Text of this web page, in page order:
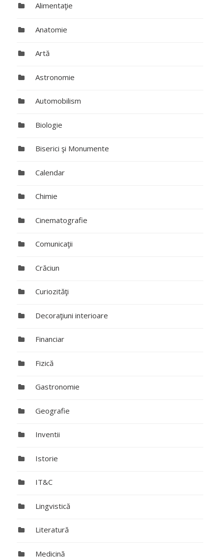
Alimentaţie
Anatomie
Artă
Astronomie
Automobilism
Biologie
Biserici şi Monumente
Calendar
Chimie
Cinematografie
Comunicaţii
Crăciun
Curiozităţi
Decoraţiuni interioare
Financiar
Fizică
Gastronomie
Geografie
Inventii
Istorie
IT&C
Lingvistică
Literatură
Medicină